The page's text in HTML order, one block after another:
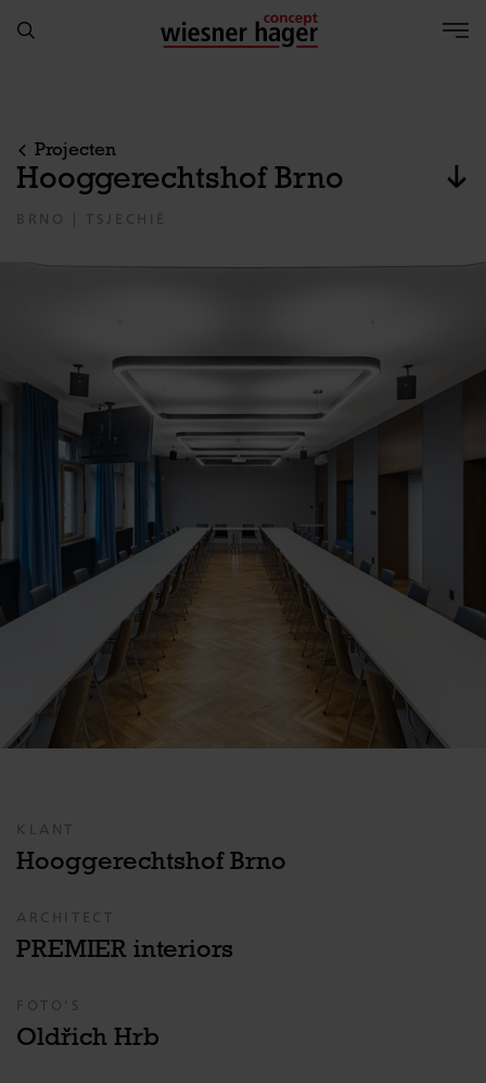
Projecten
Hooggerechtshof Brno
BRNO | TSJECHIË
KLANT
Hooggerechtshof Brno
ARCHITECT
PREMIER interiors
FOTO'S
Oldřich Hrb